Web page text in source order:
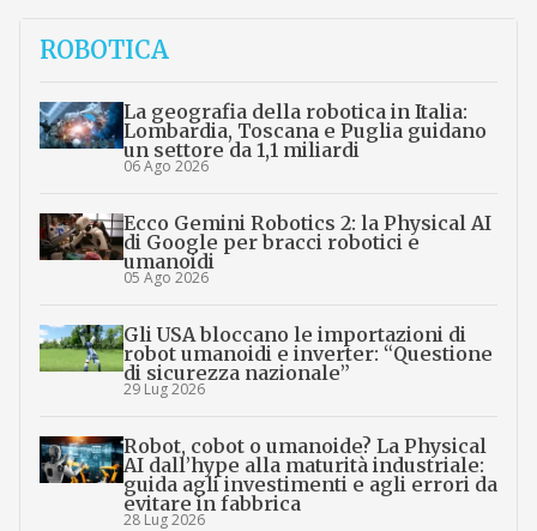
ROBOTICA
La geografia della robotica in Italia:
Lombardia, Toscana e Puglia guidano
un settore da 1,1 miliardi
06 Ago 2026
Ecco Gemini Robotics 2: la Physical AI
di Google per bracci robotici e
umanoidi
05 Ago 2026
Gli USA bloccano le importazioni di
robot umanoidi e inverter: “Questione
di sicurezza nazionale”
29 Lug 2026
Robot, cobot o umanoide? La Physical
AI dall’hype alla maturità industriale:
guida agli investimenti e agli errori da
evitare in fabbrica
28 Lug 2026